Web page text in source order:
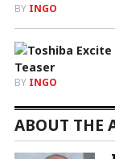
BY INGO
BY INGO
ABOUT THE